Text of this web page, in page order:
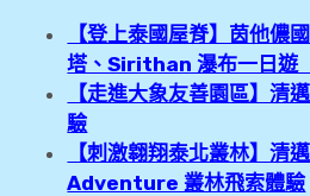
洛洛市集、屏河
[清邁旅遊] 清邁老城
Singh)
【登上泰國屋脊】茵他儂
塔、Sirithan 瀑布一日遊
【走進大象友善園區】清
驗
【刺激翱翔泰北叢林】清
Adventure 叢林飛索體驗